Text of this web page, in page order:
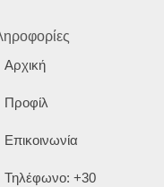
Αρχική
Προφίλ
Επικοινωνία
Τηλέφωνο: +30